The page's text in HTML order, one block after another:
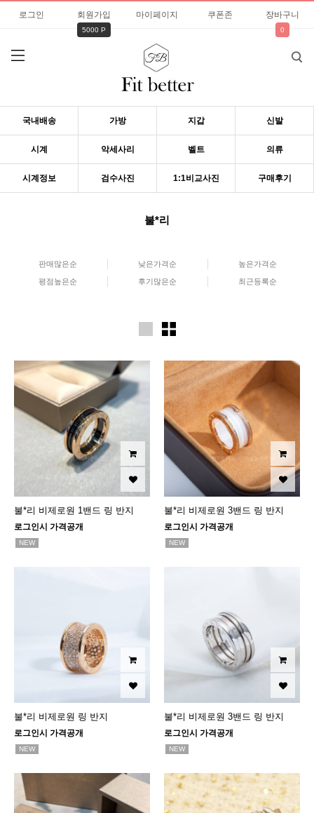
로그인 회원가입
5000 P
마이페이지 쿠폰존 장바구니
0
국내배송 가방 지갑 신발
시계 악세사리 벨트 의류
시계정보 검수사진 1:1비교사진 구매후기
불*리
판매많은순 낮은가격순 높은가격순
평점높은순 후기많은순 최근등록순
불*리 비제로원 1밴드 링 반지
로그인시 가격공개
NEW
불*리 비제로원 3밴드 링 반지
로그인시 가격공개
NEW
불*리 비제로원 링 반지
로그인시 가격공개
NEW
불*리 비제로원 3밴드 링 반지
로그인시 가격공개
NEW